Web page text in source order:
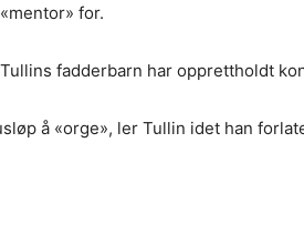
for.
fadderbarn har opprettholdt
å «orge», ler Tullin idet han